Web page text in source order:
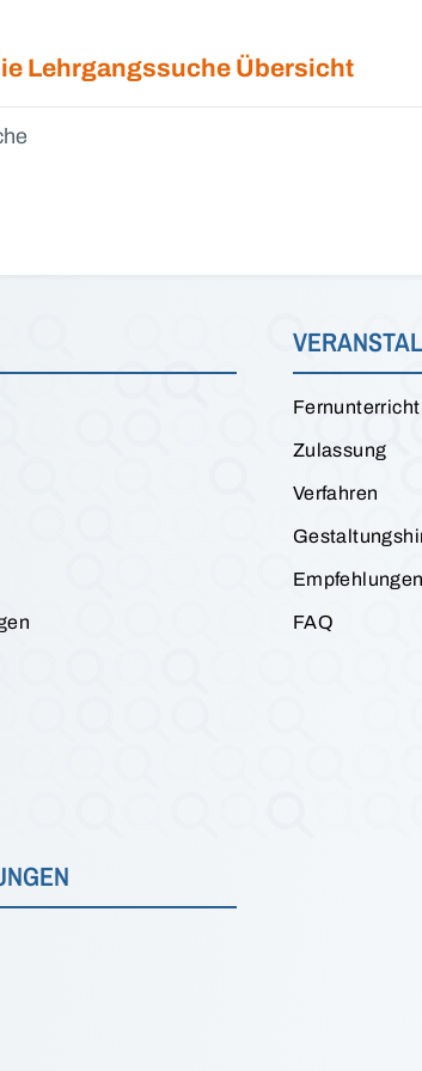
Lehrgangssuche Übersicht
Fernunterricht
Zulassung
Verfahren
Empfehlungen
FAQ